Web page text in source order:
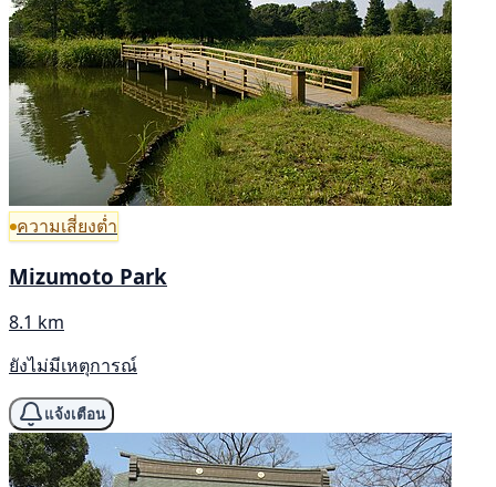
ความเสี่ยงต่ำ
Mizumoto Park
8.1 km
ยังไม่มีเหตุการณ์
แจ้งเตือน